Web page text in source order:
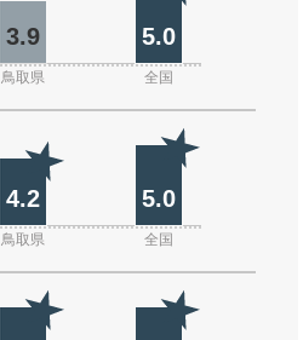
3.9 5.0
鳥取県 全国
4.2 5.0
鳥取県 全国